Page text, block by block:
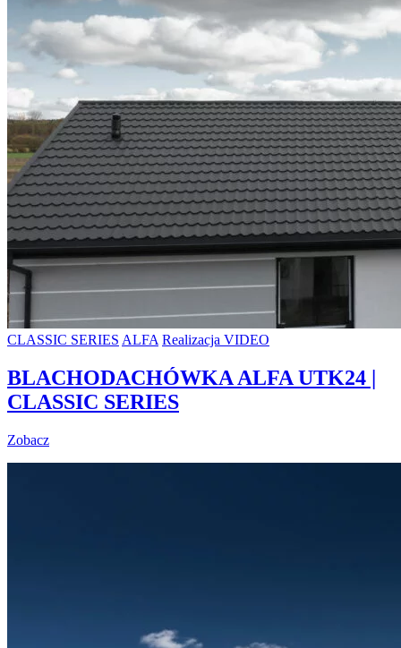
CLASSIC SERIES ALFA Realizacja VIDEO
BLACHODACHÓWKA ALFA UTK24 |
CLASSIC SERIES
Zobacz